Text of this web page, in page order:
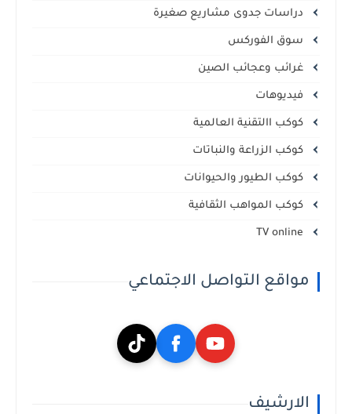
دراسات جدوى مشاريع صغيرة
سوق الفوركس
غرائب وعجائب الصين
فيديوهات
كوكب االتقنية العالمية
كوكب الزراعة والنباتات
كوكب الطيور والحيوانات
كوكب المواهب الثقافية
مواقع التواصل الاجتماعي
الارشيف